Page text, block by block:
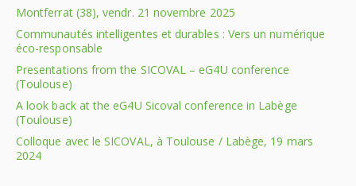
Montferrat (38), vendr. 21 novembre 2025
Communautés intelligentes et durables : Vers un numérique
éco-responsable
Presentations from the SICOVAL – eG4U conference
(Toulouse)
A look back at the eG4U Sicoval conference in Labège
(Toulouse)
Colloque avec le SICOVAL, à Toulouse / Labège, 19 mars
2024